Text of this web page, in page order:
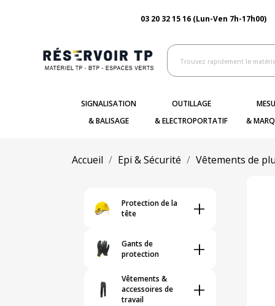
03 20 32 15 16 (Lun-Ven 7h-17h00)
SIGNALISATION
& BALISAGE
OUTILLAGE
& ELECTROPORTATIF
&
Accueil Epi & Sécurité Vêtements de
Protection de la
tête
+
Gants de
protection
+
Vêtements &
accessoires de
travail
+